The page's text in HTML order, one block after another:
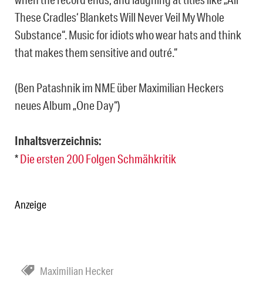
These Cradles‘ Blankets Will Never Veil My Whole
Substance“. Music for idiots who wear hats and think
that makes them sensitive and outré.“
(Ben Patashnik im NME über Maximilian Heckers
neues Album „One Day“)
Inhaltsverzeichnis:
*Die ersten 200 Folgen Schmähkritik
Anzeige
Maximilian Hecker